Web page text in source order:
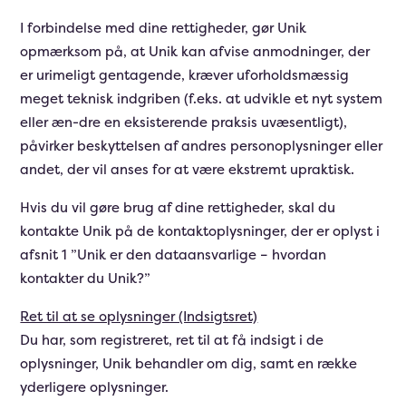
I forbindelse med dine rettigheder, gør Unik
opmærksom på, at Unik kan afvise anmodninger, der
er urimeligt gentagende, kræver uforholdsmæssig
meget teknisk indgriben (f.eks. at udvikle et nyt system
eller æn-dre en eksisterende praksis uvæsentligt),
påvirker beskyttelsen af andres personoplysninger eller
andet, der vil anses for at være ekstremt upraktisk.
Hvis du vil gøre brug af dine rettigheder, skal du
kontakte Unik på de kontaktoplysninger, der er oplyst i
afsnit 1 ”Unik er den dataansvarlige – hvordan
kontakter du Unik?”
Ret til at se oplysninger (Indsigtsret)
Du har, som registreret, ret til at få indsigt i de
oplysninger, Unik behandler om dig, samt en række
yderligere oplysninger.